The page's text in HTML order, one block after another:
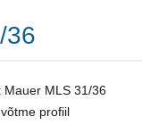
36
Mauer MLS 31/36
profiil